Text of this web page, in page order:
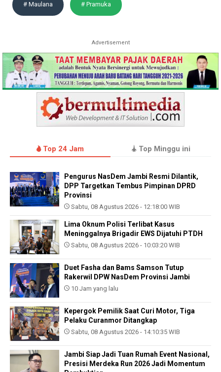
# Maulana # Pramuka
Advertisement
Top 24 Jam Top Minggu ini
Pengurus NasDem Jambi Resmi Dilantik,
DPP Targetkan Tembus Pimpinan DPRD
Provinsi
Sabtu, 08 Agustus 2026 - 12:18:00 WIB
Lima Oknum Polisi Terlibat Kasus
Meninggalnya Brigadir EWS Dijatuhi PTDH
Sabtu, 08 Agustus 2026 - 10:03:20 WIB
Duet Fasha dan Bams Samson Tutup
Rakerwil DPW NasDem Provinsi Jambi
10 Jam yang lalu
Kepergok Pemilik Saat Curi Motor, Tiga
Pelaku Curanmor Ditangkap
Sabtu, 08 Agustus 2026 - 14:10:35 WIB
Jambi Siap Jadi Tuan Rumah Event Nasional,
Presisi Merdeka Run 2026 Jadi Momentum